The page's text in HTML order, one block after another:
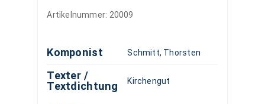
Artikelnummer: 20009
Komponist Schmitt, Thorsten
Texter /
Textdichtung
Kirchengut